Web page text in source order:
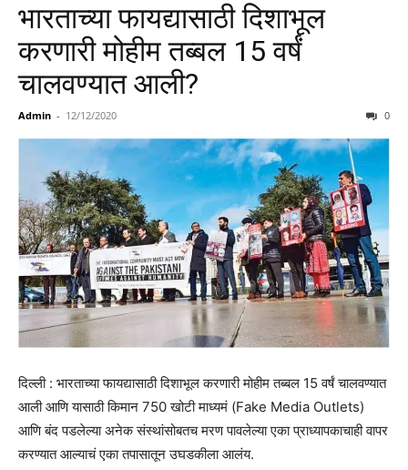
भारताच्या फायद्यासाठी दिशाभूल
करणारी मोहीम तब्बल 15 वर्षं
चालवण्यात आली?
Admin - 12/12/2020 0
दिल्ली : भारताच्या फायद्यासाठी दिशाभूल करणारी मोहीम तब्बल 15 वर्षं चालवण्यात
आली आणि यासाठी किमान 750 खोटी माध्यमं (Fake Media Outlets)
आणि बंद पडलेल्या अनेक संस्थांसोबतच मरण पावलेल्या एका प्राध्यापकाचाही वापर
करण्यात आल्याचं एका तपासातून उघडकीला आलंय.